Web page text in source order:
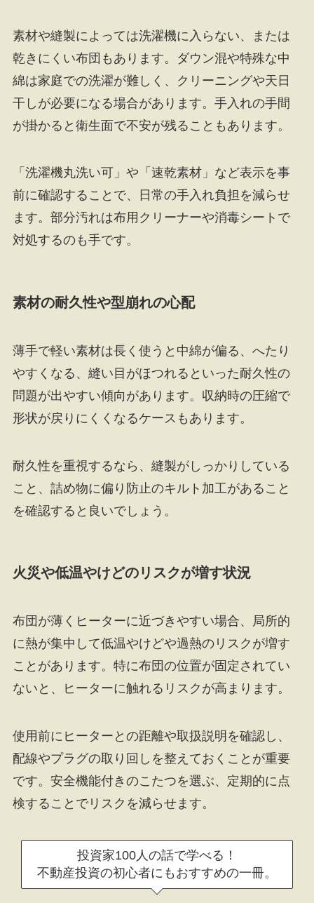
素材や縫製によっては洗濯機に入らない、または
乾きにくい布団もあります。ダウン混や特殊な中
綿は家庭での洗濯が難しく、クリーニングや天日
干しが必要になる場合があります。手入れの手間
が掛かると衛生面で不安が残ることもあります。
「洗濯機丸洗い可」や「速乾素材」など表示を事
前に確認することで、日常の手入れ負担を減らせ
ます。部分汚れは布用クリーナーや消毒シートで
対処するのも手です。
素材の耐久性や型崩れの心配
薄手で軽い素材は長く使うと中綿が偏る、へたり
やすくなる、縫い目がほつれるといった耐久性の
問題が出やすい傾向があります。収納時の圧縮で
形状が戻りにくくなるケースもあります。
耐久性を重視するなら、縫製がしっかりしている
こと、詰め物に偏り防止のキルト加工があること
を確認すると良いでしょう。
火災や低温やけどのリスクが増す状況
布団が薄くヒーターに近づきやすい場合、局所的
に熱が集中して低温やけどや過熱のリスクが増す
ことがあります。特に布団の位置が固定されてい
ないと、ヒーターに触れるリスクが高まります。
使用前にヒーターとの距離や取扱説明を確認し、
配線やプラグの取り回しを整えておくことが重要
です。安全機能付きのこたつを選ぶ、定期的に点
検することでリスクを減らせます。
投資家100人の話で学べる！
不動産投資の初心者にもおすすめの一冊。